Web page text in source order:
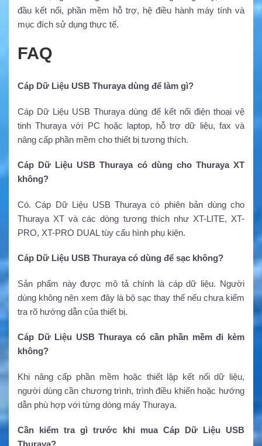
đầu kết nối, phần mềm hỗ trợ, hệ điều hành máy tính và
mục đích sử dụng thực tế.
FAQ
Cáp Dữ Liệu USB Thuraya dùng để làm gì?
Cáp Dữ Liệu USB Thuraya dùng để kết nối điện thoại vệ
tinh Thuraya với PC hoặc laptop, hỗ trợ dữ liệu, fax và
nâng cấp phần mềm cho thiết bị tương thích.
Cáp Dữ Liệu USB Thuraya có dùng cho Thuraya XT
không?
Có. Cáp Dữ Liệu USB Thuraya có phiên bản dùng cho
Thuraya XT và các dòng tương thích như XT-LITE, XT-
PRO, XT-PRO DUAL tùy cấu hình phụ kiện.
Cáp Dữ Liệu USB Thuraya có dùng để sạc không?
Sản phẩm này được mô tả chính là cáp dữ liệu. Người
dùng không nên xem đây là bộ sạc thay thế nếu chưa kiểm
tra rõ hướng dẫn của thiết bị.
Cáp Dữ Liệu USB Thuraya có cần phần mềm đi kèm
không?
Khi nâng cấp phần mềm hoặc thiết lập kết nối dữ liệu,
người dùng cần chương trình, trình điều khiển hoặc hướng
dẫn phù hợp với từng dòng máy Thuraya.
Cần kiểm tra gì trước khi mua Cáp Dữ Liệu USB